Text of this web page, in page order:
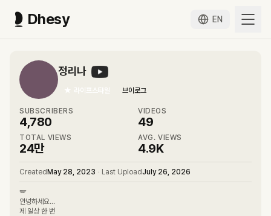
Dhesy EN
정리나
★ 라이프스타일 브이로그
SUBSCRIBERS
4,780
VIDEOS
49
TOTAL VIEWS
24만
AVG. VIEWS
4.9K
Created May 28, 2023 Last Upload July 26, 2026
🪽
안넝하세요…
제 일상 한 번